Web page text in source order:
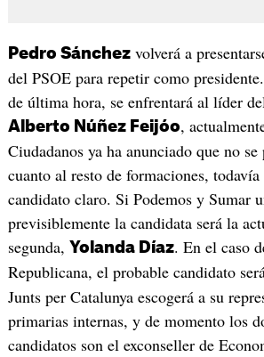
Pedro Sánchezvolverá a
del PSOE para repetir como
de última hora, se enfrentará al líder
Alberto Núñez Feijóo,
Ciudadanos ya ha anunciado que no se
cuanto al resto de formaciones,
candidato claro. Si Podemos y Sumar
previsiblemente la candidata será la
segunda, Yolanda Díaz. En el caso
Republicana, el probable candidato
Junts per Catalunya escogerá a su
primarias internas, y de momento los
candidatos son el exconseller de